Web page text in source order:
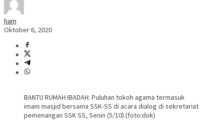
ham
Oktober 6, 2020
BANTU RUMAH IBADAH: Puluhan tokoh agama termasuk
imam masjid bersama SSK-SS di acara dialog di sekretariat
pemenangan SSK SS, Senin (5/10).(foto:dok)